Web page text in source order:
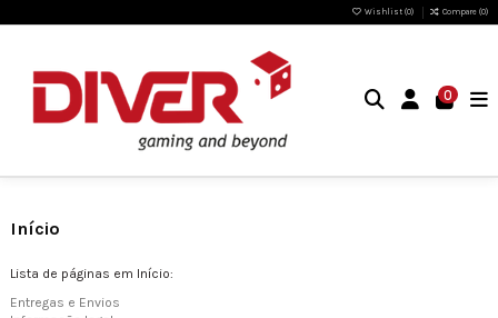
Wishlist (0) Compare (0)
0
Início
Lista de páginas em Início:
Entregas e Envios